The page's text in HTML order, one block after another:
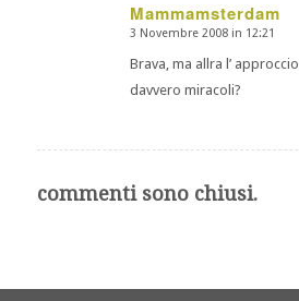
Mammamsterdam
dice:
3 Novembre 2008 in 12:21
Brava, ma allra l’
davvero miracoli?
commenti sono chiusi.